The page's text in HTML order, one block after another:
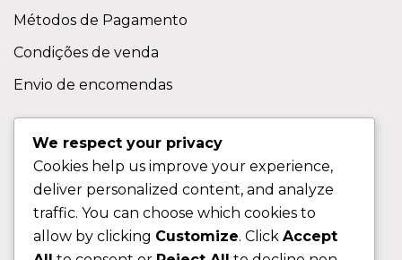
Métodos de Pagamento
Condições de venda
Envio de encomendas
Contactos
Sobre nos
FAQ (Perguntas Frequentes)
We respect your privacy
Cookies help us improve your experience,
deliver personalized content, and analyze
traffic. You can choose which cookies to
allow by clicking Customize. Click Accept